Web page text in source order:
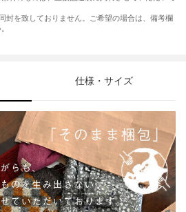
封を致しておりません。ご希望の場合は、備考欄
仕様・サイズ